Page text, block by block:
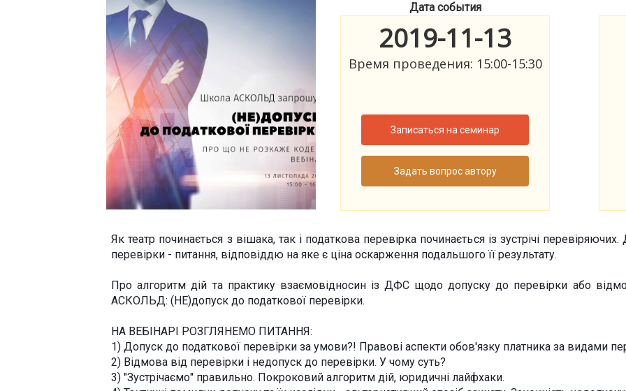
Дата события
2019-11-13
Время проведения: 15:00-15:30
Записаться на семинар
Задать вопрос автору
Як театр починається з вішака, так і податкова перевірка починається із зустрічі
перевірки - питання, відповіддю на яке є ціна оскарження подальшого її результату.
Про алгоритм дій та практику взаємовідносин із ДФС щодо допуску до перевірки або
АСКОЛЬД: (НЕ)допуск до податкової перевірки.
НА ВЕБІНАРІ РОЗГЛЯНЕМО ПИТАННЯ:
1) Допуск до податкової перевірки за умови?! Правові аспекти обов'язку платника за видами
2) Відмова від перевірки і недопуск до перевірки. У чому суть?
3) "Зустрічаємо" правильно. Покроковий алгоритм дій, юридичні лайфхаки.